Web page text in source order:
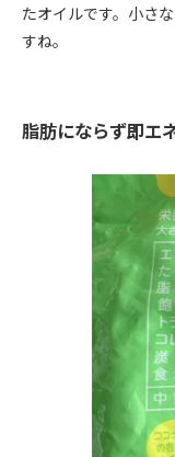
たオイルです。小さ
すね。
脂肪にならず即エ